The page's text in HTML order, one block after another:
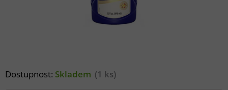
Dostupnost: Skladem (1 ks)